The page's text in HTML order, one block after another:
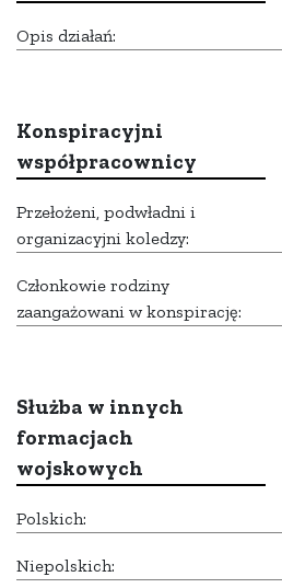
Opis działań:
Konspiracyjni
współpracownicy
Przełożeni, podwładni i
organizacyjni koledzy:
Członkowie rodziny
zaangażowani w konspirację:
Służba w innych
formacjach
wojskowych
Polskich:
Niepolskich: